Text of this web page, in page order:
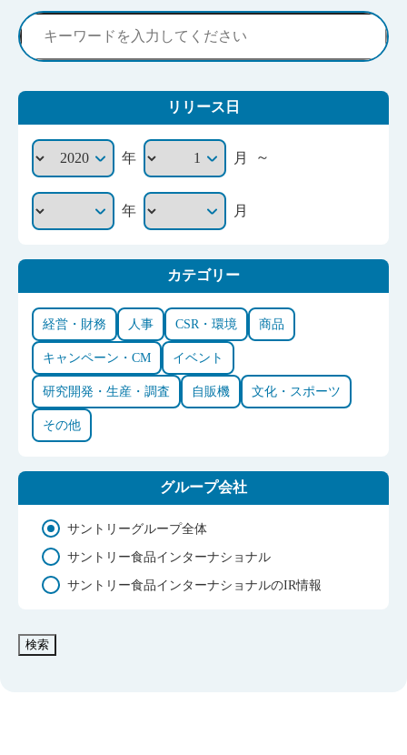
リリース日
年 月 ～
年 月
カテゴリー
経営・財務 人事 CSR・環境 商品
キャンペーン・CM イベント
研究開発・生産・調査 自販機 文化・スポーツ
その他
グループ会社
サントリーグループ全体
サントリー食品インターナショナル
サントリー食品インターナショナルのIR情報
検索